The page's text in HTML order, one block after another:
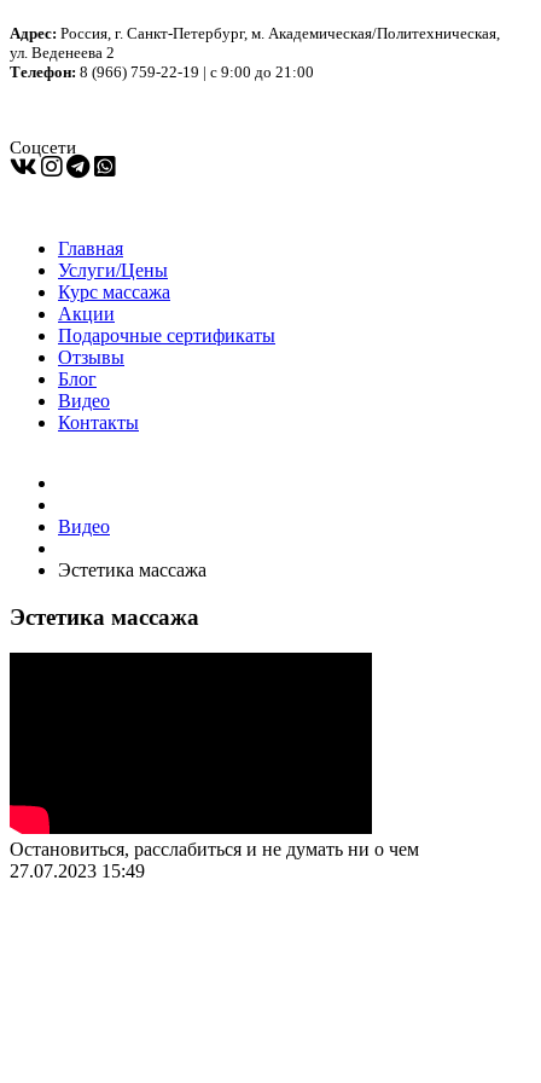
Адрес: Россия, г. Санкт-Петербург, м. Академическая/Политехническая,
ул. Веденеева 2
Телефон: 8 (966) 759-22-19 | с 9:00 до 21:00
Соцсети
Главная
Услуги/Цены
Курс массажа
Акции
Подарочные сертификаты
Отзывы
Блог
Видео
Контакты
Видео
Эстетика массажа
Эстетика массажа
Остановиться, расслабиться и не думать ни о чем
27.07.2023 15:49